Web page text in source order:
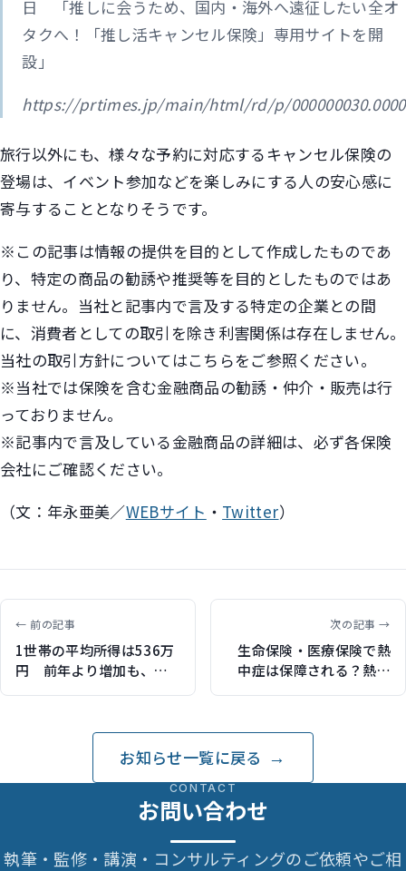
日 「推しに会うため、国内・海外へ遠征したい全オ
タクへ！「推し活キャンセル保険」専用サイトを開
設」
https://prtimes.jp/main/html/rd/p/
旅行以外にも、様々な予約に対応するキャンセル保険の
登場は、イベント参加などを楽しみにする人の安心感に
寄与することとなりそうです。
※この記事は情報の提供を目的として作成したものであ
り、特定の商品の勧誘や推奨等を目的としたものではあ
りません。当社と記事内で言及する特定の企業との間
に、消費者としての取引を除き利害関係は存在しません。
当社の取引方針についてはこちらをご参照ください。
※当社では保険を含む金融商品の勧誘・仲介・販売は行
っておりません。
※記事内で言及している金融商品の詳細は、必ず各保険
会社にご確認ください。
（文：年永亜美／WEBサイト ・ Twitter）
← 前の記事
1世帯の平均所得は536万
円 前年より増加も、所
次の記事 →
生命保険・医療保険で熱
中症は保障される？熱中
お知らせ一覧に戻る
CONTACT
お問い合わせ
執筆・監修・講演・コンサルティングのご依頼やご相